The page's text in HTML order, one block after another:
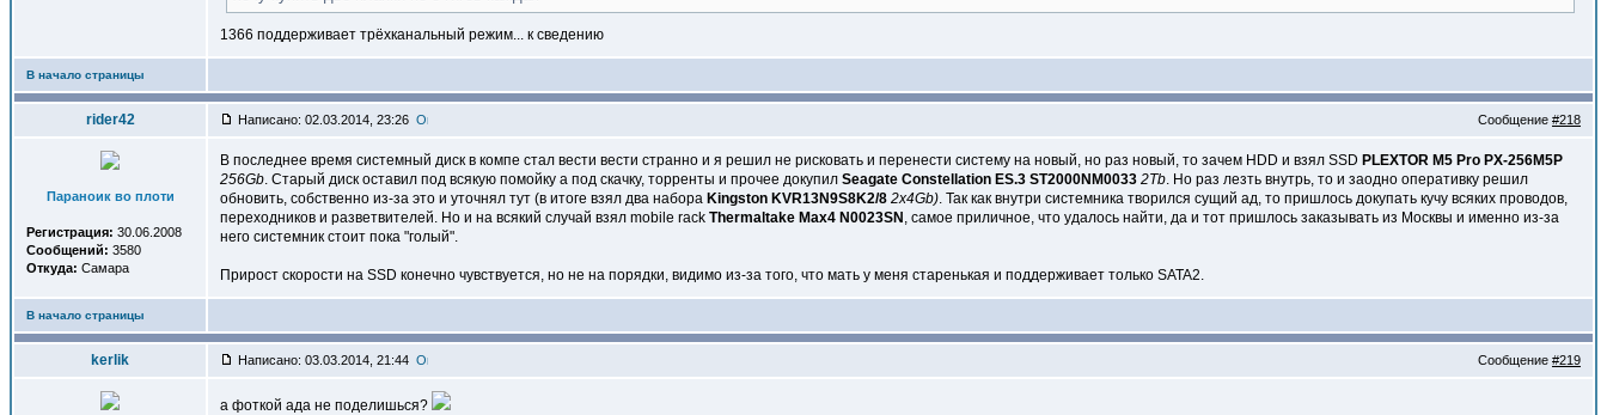
1366 поддерживает трёхканальный режим... к сведению
В начало страницы
rider42 Написано: 02.03.2014, 23:26 Сообщение #218
Параноик во плоти
Регистрация: 30.06.2008
Сообщений: 3580
Откуда: Самара
В последнее время системный диск в компе стал вести вести странно и я решил не рисковать и перенести систему на новый, но раз новый, то зачем HDD и взял SSD PLEXTOR M5 Pro PX-256M5P
256Gb. Старый диск оставил под всякую помойку а под скачку, торренты и прочее докупил Seagate Constellation ES.3 ST2000NM0033 2Tb. Но раз лезть внутрь, то и заодно оперативку решил
обновить, собственно из-за это и уточнял тут (в итоге взял два набора Kingston KVR13N9S8K2/8 2x4Gb). Так как внутри системника творился сущий ад, то пришлось докупать кучу всяких проводов,
переходников и разветвителей. Но и на всякий случай взял mobile rack Thermaltake Max4 N0023SN , самое приличное, что удалось найти, да и тот пришлось заказывать из Москвы и именно из-за
него системник стоит пока "голый".
Прирост скорости на SSD конечно чувствуется, но не на порядки, видимо из-за того, что мать у меня старенькая и поддерживает только SATA2.
В начало страницы
kerlik Написано: 03.03.2014, 21:44 Сообщение #219
а фоткой ада не поделишься?